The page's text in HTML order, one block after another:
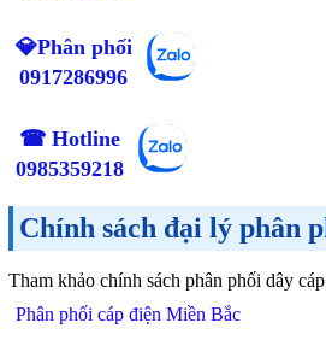
💎Phân phối
0917286996
☎ Hotline
0985359218
Chính sách đại lý phân
Tham khảo chính sách phân phối dây
Phân phối cáp điện Miền Bắc